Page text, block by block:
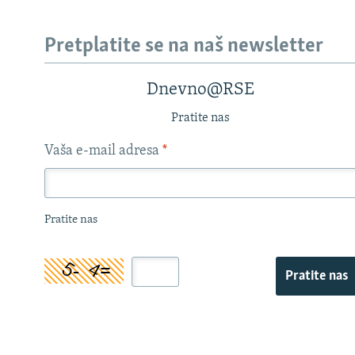
Pretplatite se na naš newsletter
Dnevno@RSE
Pratite nas
Vaša e-mail adresa *
Pratite nas
Pratite nas